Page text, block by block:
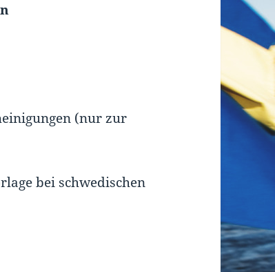
(nur zur
bei schwedischen